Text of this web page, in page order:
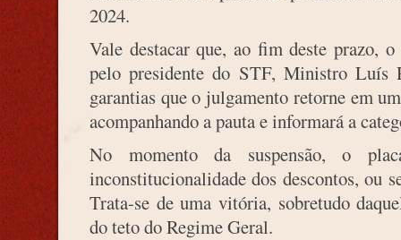
2024.
Vale destacar que, ao fim deste prazo,
pelo presidente do STF, Ministro Luís
garantias que o julgamento retorne em
acompanhando a pauta e informará a
No momento da suspensão, o
inconstitucionalidade dos descontos, ou
Trata-se de uma vitória, sobretudo
do teto do Regime Geral.